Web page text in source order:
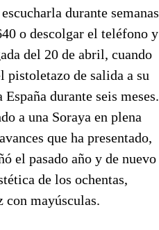
durante semanas
o descolgar el teléfono y
del 20 de abril, cuando
pistoletazo de salida a su
España durante seis meses.
a una Soraya en plena
que ha presentado,
el pasado año y de nuevo
de los ochentas,
mayúsculas.